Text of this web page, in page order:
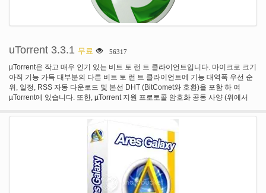
uTorrent 3.3.1 무료 56317
µTorrent은 작고 매우 인기 있는 비트 토 런 트 클라이언트입니다. 마이크로 크기
아직 기능 가득 대부분의 다른 비트 토 런 트 클라이언트에 기능 대역폭 우선 순
위, 일정, RSS 자동 다운로드 및 본선 DHT (BitComet와 호환)을 포함 하 여
µTorrent에 있습니다. 또한, µTorrent 지원 프로토콜 암호화 공동 사양 (위에서
µTorrent 효율 마음에 작성 되었습니다. 많은 토 런 트 클라이언트와는 달리 그것
은 일반적으로 미만 6 MB의 메모리, 그것 거기 전혀 되지 않은 것 처럼 컴퓨터를
사용할 수 있습니다를 사용 하 여 중요 한 시스템 리소스-더 차지 하지 않는다. 또
한, 프로그램 자체는 단일 실행 파일 내 포함 된 1MB 미만. Skinnable 및 현지 다
양 한 아이콘, 도구 모음 및 상태 그래픽 아이콘 교체 사용할 수 있습니다 고 자신
을 만드는 매우 간단 합니다. µTorrent은 또한 지원 지역화, 그리고 언어 파일 존
재, 시스템 언어를 자동으로 전환 됩니다. 언어를 사용할 수 없으면, 쉽게 당신의
자신을 추가 하거나 편집할 수 그들을 개선 하기 위해 다른 기존의 번역! 적극적